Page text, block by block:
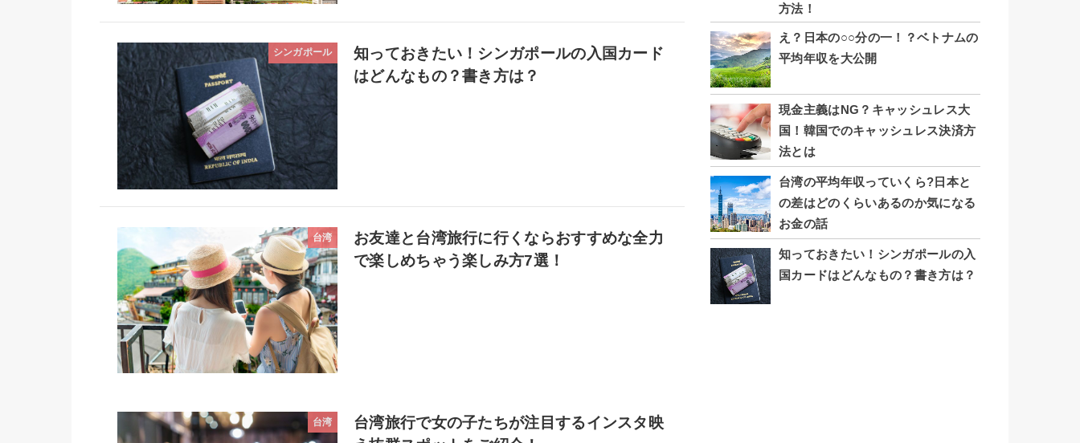
シンガポール
知っておきたい！シンガポールの入国カード
はどんなもの？書き方は？
台湾
お友達と台湾旅行に行くならおすすめな全力
で楽しめちゃう楽しみ方7選！
台湾
台湾旅行で女の子たちが注目するインスタ映
方法！
え？日本の○○分の一！？ベトナムの
平均年収を大公開
現金主義はNG？キャッシュレス大
国！韓国でのキャッシュレス決済方
法とは
台湾の平均年収っていくら?日本と
の差はどのくらいあるのか気になる
お金の話
知っておきたい！シンガポールの入
国カードはどんなもの？書き方は？